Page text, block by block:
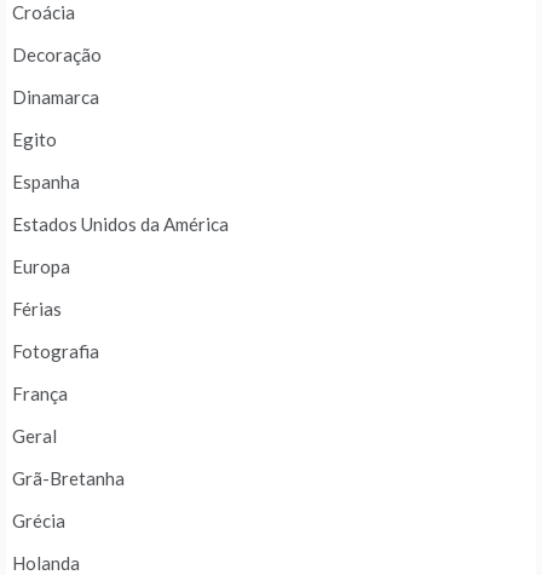
Croácia
Decoração
Dinamarca
Egito
Espanha
Estados Unidos da América
Europa
Férias
Fotografia
França
Geral
Grã-Bretanha
Grécia
Holanda